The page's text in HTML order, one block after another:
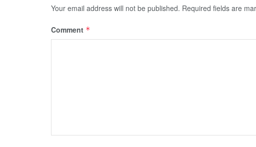
Your email address will not be published. Required fields are
Comment *